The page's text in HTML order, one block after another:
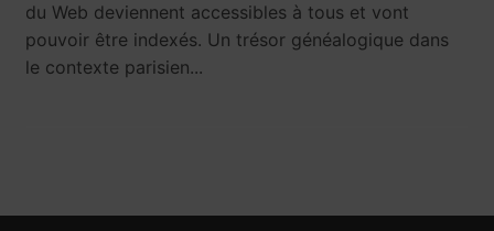
du Web deviennent accessibles à tous et vont
pouvoir être indexés. Un trésor généalogique dans
le contexte parisien...